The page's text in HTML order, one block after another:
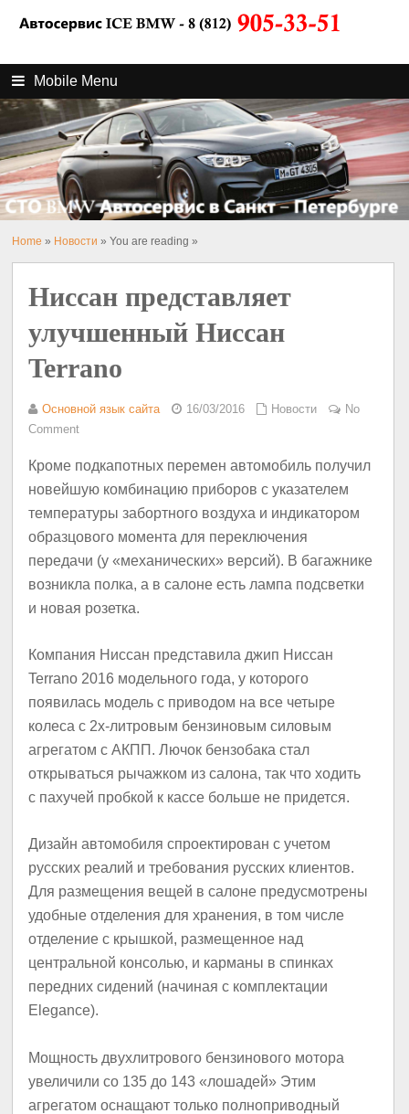
Mobile Menu
Home » Новости » You are reading »
Ниссан представляет
улучшенный Ниссан
Terrano
Основной язык сайта 16/03/2016 Новости
No
Comment
Кроме подкапотных перемен автомобиль получил
новейшую комбинацию приборов с указателем
температуры забортного воздуха и индикатором
образцового момента для переключения
передачи (у «механических» версий). В багажнике
возникла полка, а в салоне есть лампа подсветки
и новая розетка.
Компания Ниссан представила джип Ниссан
Terrano 2016 модельного года, у которого
появилась модель с приводом на все четыре
колеса с 2х-литровым бензиновым силовым
агрегатом с АКПП. Лючок бензобака стал
открываться рычажком из салона, так что ходить
с пахучей пробкой к кассе больше не придется.
Дизайн автомобиля спроектирован с учетом
русских реалий и требования русских клиентов.
Для размещения вещей в салоне предусмотрены
удобные отделения для хранения, в том числе
отделение с крышкой, размещенное над
центральной консолью, и карманы в спинках
передних сидений (начиная с комплектации
Elegance).
Мощность двухлитрового бензинового мотора
увеличили со 135 до 143 «лошадей» Этим
агрегатом оснащают только полноприводный